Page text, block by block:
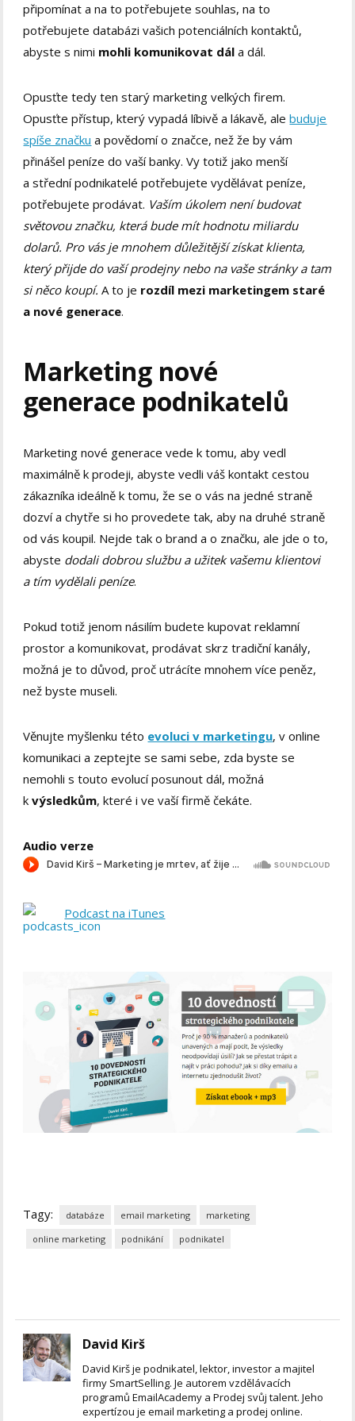
připomínat a na to potřebujete souhlas, na to
potřebujete databázi vašich potenciálních kontaktů,
abyste s nimi mohli komunikovat dál a dál.
Opusťte tedy ten starý marketing velkých firem.
Opusťte přístup, který vypadá líbivě a lákavě, alebuduje
spíše značku a povědomí o značce, než že by vám
přinášel peníze do vaší banky. Vy totiž jako menší
a střední podnikatelé potřebujete vydělávat peníze,
potřebujete prodávat. Vaším úkolem není budovat
světovou značku, která bude mít hodnotu miliardu
dolarů. Pro vás je mnohem důležitější získat klienta,
který přijde do vaší prodejny nebo na vaše stránky a tam
si něco koupí. A to je rozdíl mezi marketingem staré
a nové generace.
Marketing nové
generace podnikatelů
Marketing nové generace vede k tomu, aby vedl
maximálně k prodeji, abyste vedli váš kontakt cestou
zákazníka ideálně k tomu, že se o vás na jedné straně
dozví a chytře si ho provedete tak, aby na druhé straně
od vás koupil. Nejde tak o brand a o značku, ale jde o to,
abyste dodali dobrou službu a užitek vašemu klientovi
a tím vydělali peníze.
Pokud totiž jenom násilím budete kupovat reklamní
prostor a komunikovat, prodávat skrz tradiční kanály,
možná je to důvod, proč utrácíte mnohem více peněz,
než byste museli.
Věnujte myšlenku této evoluci v marketingu, v online
komunikaci a zeptejte se sami sebe, zda byste se
nemohli s touto evolucí posunout dál, možná
kvýsledkům, které i ve vaší firmě čekáte.
Audio verze
Podcast na iTunes
Tagy: databáze email marketing
marketing
online marketing
podnikání podnikatel
David Kirš
David Kirš je podnikatel, lektor, investor a majitel
firmy SmartSelling. Je autorem vzdělávacích
programů EmailAcademy a Prodej svůj talent. Jeho
expertízou je email marketing a prodej online.